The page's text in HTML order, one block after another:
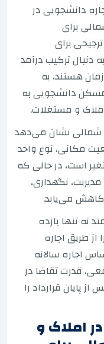
دانشجویی در
برای
برای
دنبال ترکیب درآمد
هستند، به
دانشجویی به
املاک و مستغلات.
شمالی نشان می‌دهد
مکانی، نوع واحد
بین ۶ تا ۱۰ درصد متغیر است، در حالی که
نگهداری،
کاهش می‌یابد.
نه تنها بازده
طریق اجاره
اجاره سالانه
قدرت تقاضا در
پایان قرارداد را
املاک و